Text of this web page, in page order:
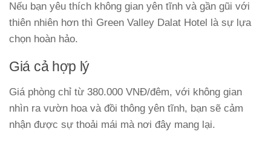
Nếu bạn yêu thích không gian yên tĩnh và gần gũi với
thiên nhiên hơn thì Green Valley Dalat Hotel là sự lựa
chọn hoàn hảo.
Giá cả hợp lý
Giá phòng chỉ từ 380.000 VNĐ/đêm, với không gian
nhìn ra vườn hoa và đồi thông yên tĩnh, bạn sẽ cảm
nhận được sự thoải mái mà nơi đây mang lại.